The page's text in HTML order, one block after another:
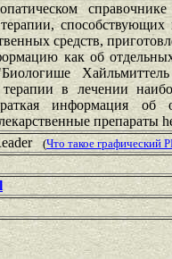
терапии,
средств,
как об
терапии в лечении
информация об
препараты
(Что такое графический